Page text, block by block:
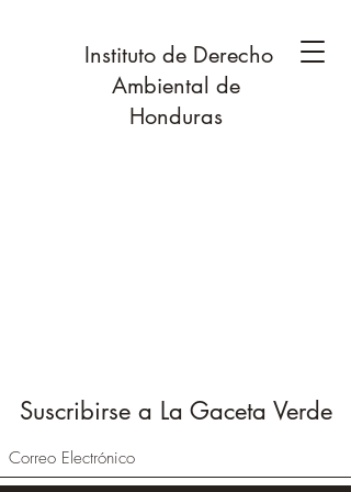
Instituto de Derecho
Ambiental de
Honduras
Suscribirse a La Gaceta Verde